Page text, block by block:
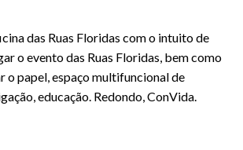
das Ruas Floridas com o intuito de
o evento das Ruas Floridas, bem como
o papel, espaço multifuncional de
educação. Redondo, ConVida.